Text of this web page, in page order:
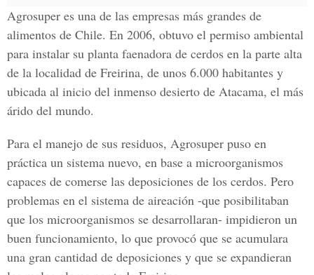
Agrosuper es una de las empresas más grandes de
alimentos de Chile. En 2006, obtuvo el permiso ambiental
para instalar su planta faenadora de cerdos en la parte alta
de la localidad de Freirina, de unos 6.000 habitantes y
ubicada al inicio del inmenso desierto de Atacama, el más
árido del mundo.
Para el manejo de sus residuos, Agrosuper puso en
práctica un sistema nuevo, en base a microorganismos
capaces de comerse las deposiciones de los cerdos. Pero
problemas en el sistema de aireación -que posibilitaban
que los microorganismos se desarrollaran- impidieron un
buen funcionamiento, lo que provocó que se acumulara
una gran cantidad de deposiciones y que se expandieran